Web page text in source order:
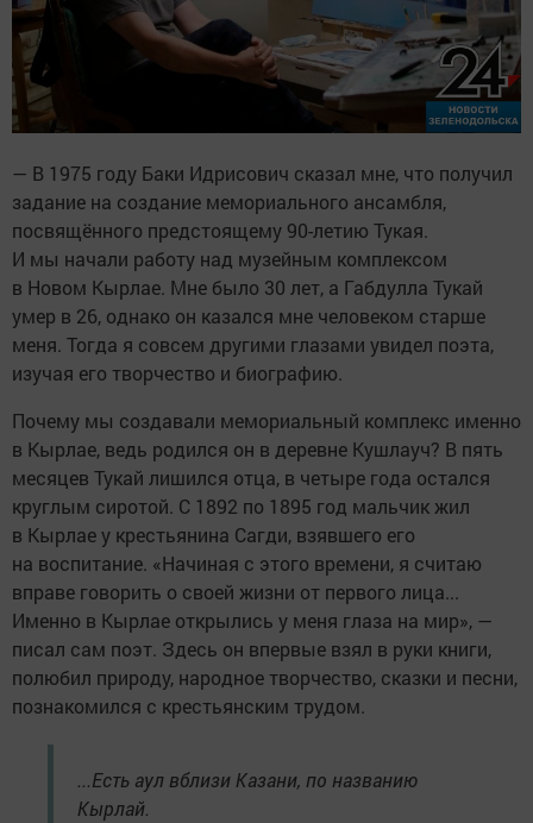
— В 1975 году Баки Идрисович сказал мне, что получил
задание на создание мемориального ансамбля,
посвящённого предстоящему 90-летию Тукая.
И мы начали работу над музейным комплексом
в Новом Кырлае. Мне было 30 лет, а Габдулла Тукай
умер в 26, однако он казался мне человеком старше
меня. Тогда я совсем другими глазами увидел поэта,
изучая его творчество и биографию.
Почему мы создавали мемориальный комплекс именно
в Кырлае, ведь родился он в деревне Кушлауч? В пять
месяцев Тукай лишился отца, в четыре года остался
круглым сиротой. С 1892 по 1895 год мальчик жил
в Кырлае у крестьянина Сагди, взявшего его
на воспитание. «Начиная с этого времени, я считаю
вправе говорить о своей жизни от первого лица...
Именно в Кырлае открылись у меня глаза на мир», —
писал сам поэт. Здесь он впервые взял в руки книги,
полюбил природу, народное творчество, сказки и песни,
познакомился с крестьянским трудом.
...Есть аул вблизи Казани, по названию
Кырлай.